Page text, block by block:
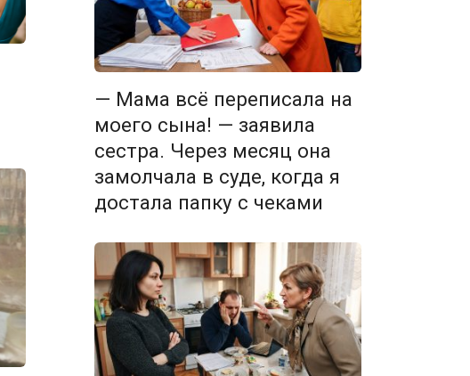
— Мама всё переписала на
моего сына! — заявила
сестра. Через месяц она
замолчала в суде, когда я
достала папку с чеками